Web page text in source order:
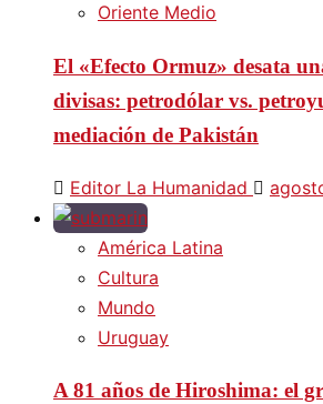
Oriente Medio
El «Efecto Ormuz» desata
divisas: petrodólar vs.
mediación de Pakistán
Editor La Humanidad
América Latina
Cultura
Mundo
Uruguay
A 81 años de Hiroshima: el